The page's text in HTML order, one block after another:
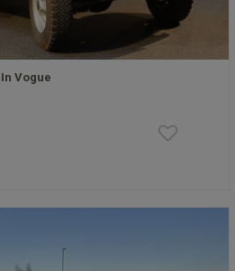
Vogue